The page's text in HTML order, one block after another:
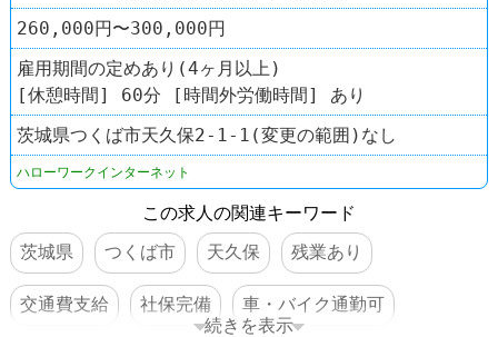
260,000円〜300,000円
雇用期間の定めあり(4ヶ月以上)
[休憩時間] 60分 [時間外労働時間] あり
茨城県つくば市天久保2-1-1(変更の範囲)なし
ハローワークインターネット
この求人の関連キーワード
茨城県
つくば市 天久保 残業あり
交通費支給 社保完備 車・バイク通勤可
続きを表示